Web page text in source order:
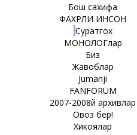
Бош сахифа
ФАХРЛИ ИНСОН
Суратгох
МОНОЛОГлар
Биз
Жавоблар
Jumanji
FANFORUM
2007-2008й архивлар
Овоз бер!
Хикоялар